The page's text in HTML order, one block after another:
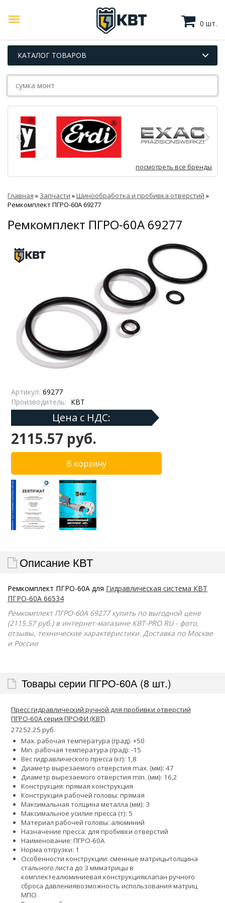
0 шт.
КАТАЛОГ ТОВАРОВ
посмотреть все бренды
Главная » Запчасти »Шинообработка и пробивка отверстий »
Ремкомплект ПГРО-60А 69277
Ремкомплект ПГРО-60А 69277
Артикул: 69277
Производитель: КВТ
Цена с НДС:
2115.57 руб.
Описание КВТ
Ремкомплект ПГРО-60А для Гидравлическая система КВТ
ПГРО-60А 66534
Ремкомплект ПГРО-60А 69277 купить по выгодной цене
(2115.57 руб.) в интернет-магазине КВТ-PRO.RU - фото,
отзывы, технические характеристики. Доставка по Москве
и России
Товары серии ПГРО-60А (8 шт.)
Пресс гидравлический ручной для пробивки отверстий
ПГРО-60А серия ПРОФИ (КВТ)
27252.25 руб.
Max. рабочая температура (град): +50
Min. рабочая температура (град): -15
Вес гидравлического пресса (кг): 1,8
Диаметр вырезаемого отверстия max. (мм): 47
Диаметр вырезаемого отверстия min. (мм): 16,2
Конструкция: прямая конструкция
Конструкция рабочей головы: прямая
Максимальная толщина металла (мм): 3
Максимальное усилие пресса (т): 5
Материал рабочей головы: алюминий
Назначение пресса: для пробивки отверстий
Наименование: ПГРО-60А
Норма отгрузки: 1
Особенности конструкции: сменные матрицытолщина
стального листа до 3 ммматрицы в
комплектеалюминиевая конструкцияклапан ручного
сброса давлениявозможность использования матриц
МПО